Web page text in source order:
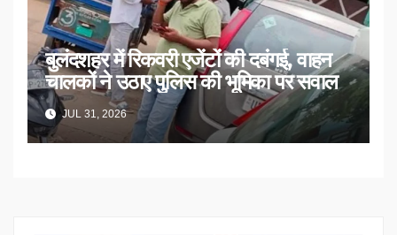
बुलंदशहर में रिकवरी एजेंटों की दबंगई, वाहन
चालकों ने उठाए पुलिस की भूमिका पर सवाल
JUL 31, 2026